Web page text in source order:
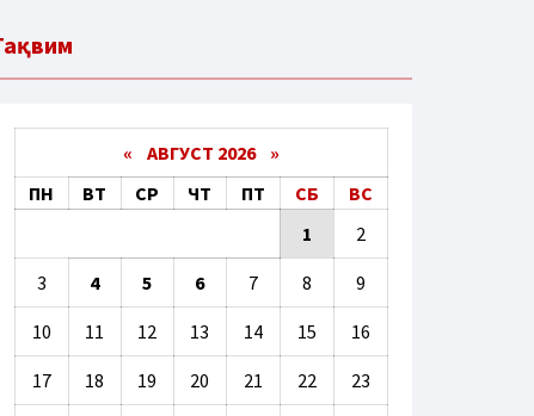
« АВГУСТ 2026 »
ПН
ВТ СР ЧТ ПТ СБ
ВС
1
2
3 4 5 6 7 8 9
10 11 12 13 14 15 16
17 18 19 20 21 22 23